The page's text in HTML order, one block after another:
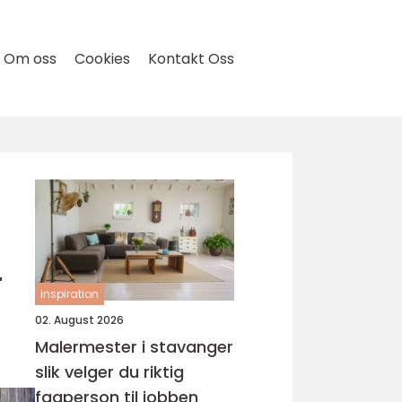
Om oss Cookies Kontakt Oss
inspiration
02. August 2026
Malermester i stavanger
slik velger du riktig
fagperson til jobben